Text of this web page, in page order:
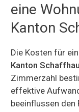
eine
Kanton
Die Kosten für
Kanton
Zimmerzahl
effektive
beeinflussen den